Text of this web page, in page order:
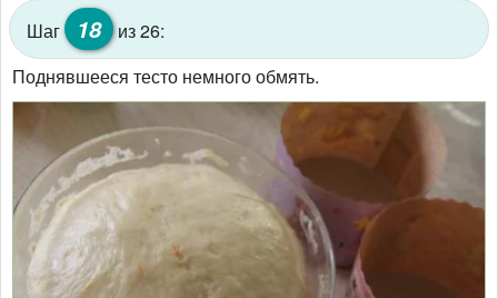
Шаг 18 из 26:
Поднявшееся тесто немного обмять.